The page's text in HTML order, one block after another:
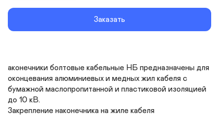
Заказать
аконечники болтовые кабельные НБ предназначены для
оконцевания алюминиевых и медных жил кабеля с
бумажной маслопропитанной и пластиковой изоляцией
до 10 кВ.
Закрепление наконечника на жиле кабеля